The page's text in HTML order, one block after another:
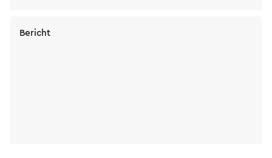
Bericht